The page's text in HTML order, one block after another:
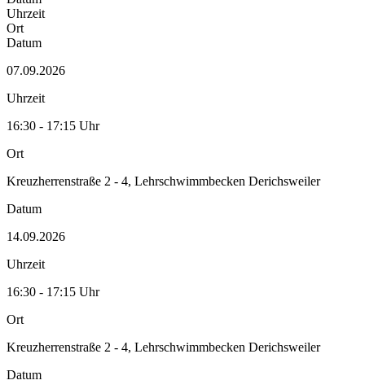
Uhrzeit
Ort
Datum
07.09.2026
Uhrzeit
16:30 - 17:15 Uhr
Ort
Kreuzherrenstraße 2 - 4, Lehrschwimmbecken Derichsweiler
Datum
14.09.2026
Uhrzeit
16:30 - 17:15 Uhr
Ort
Kreuzherrenstraße 2 - 4, Lehrschwimmbecken Derichsweiler
Datum